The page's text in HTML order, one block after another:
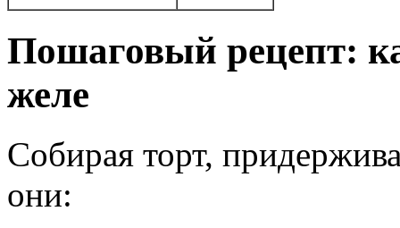
Пошаговый рецепт:
желе
Собирая торт,
они: